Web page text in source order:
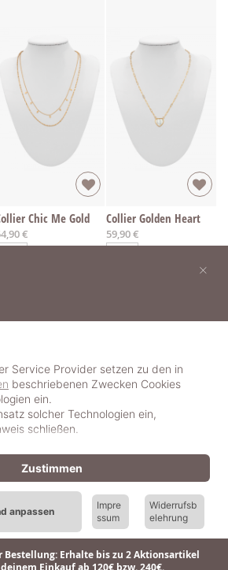
Bestellung: Erhalte bis zu 2 Aktionsartikel
Einkauf ab 120€ bzw. 240€.
Chic Me Gold
€
Collier Golden Heart
59,90 €
Kette Link Rosé per CM
€
Kette Link per CM
0,70 €
Service Provider setzen zu den in
beschriebenen Zwecken Cookies
ein.
solcher Technologien ein,
schließen.
anpassen
Impre
ssum
Widerrufsb
elehrung
Zustimmen
×